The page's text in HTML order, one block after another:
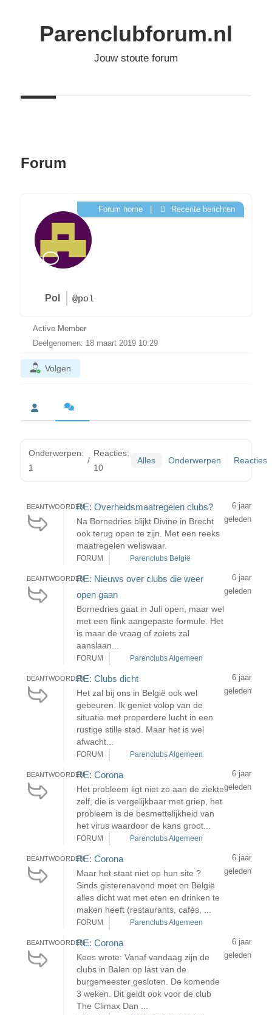
Parenclubforum.nl
Jouw stoute forum
Forum
Pol @pol
Forum home| Recente berichten
Active Member
Deelgenomen: 18 maart 2019 10:29
Volgen
Onderwerpen:
1
/
Reacties:
10
Alles Onderwerpen Reacties
BEANTWOORDENRE: Overheidsmaatregelen clubs?
Na Bornedries blijkt Divine in Brecht
ook terug open te zijn. Met een reeks
maatregelen weliswaar.
6 jaar
geleden
FORUM Parenclubs België
BEANTWOORDENRE: Nieuws over clubs die weer
open gaan
Bornedries gaat in Juli open, maar wel
met een flink aangepaste formule. Het
is maar de vraag of zoiets zal
aanslaan...
6 jaar
geleden
FORUM Parenclubs Algemeen
BEANTWOORDENRE: Clubs dicht
Het zal bij ons in België ook wel
gebeuren. Ik geniet volop van de
situatie met properdere lucht in een
rustige stille stad. Maar het is wel
afwacht...
6 jaar
geleden
FORUM Parenclubs Algemeen
BEANTWOORDENRE: Corona
Het probleem ligt niet zo aan de ziekte
zelf, die is vergelijkbaar met griep, het
probleem is de besmettelijkheid van
het virus waardoor de kans groot...
6 jaar
geleden
FORUM Parenclubs Algemeen
BEANTWOORDENRE: Corona
Maar het staat niet op hun site ?
Sinds gisterenavond moet on België
alles dicht wat met eten en drinken te
maken heeft (restaurants, cafés, ...
6 jaar
geleden
FORUM Parenclubs Algemeen
BEANTWOORDENRE: Corona
Kees wrote: Vanaf vandaag zijn de
clubs in Balen op last van de
burgemeester gesloten. De komende
3 weken. Dit geldt ook voor de club
The Climax Dan ...
6 jaar
geleden